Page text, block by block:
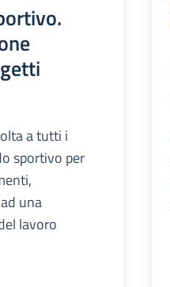
a tutti i
sportivo per
una
lavoro